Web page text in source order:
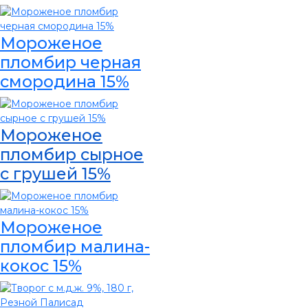
Мороженое
пломбир черная
смородина 15%
Мороженое
пломбир сырное
с грушей 15%
Мороженое
пломбир малина-
кокос 15%